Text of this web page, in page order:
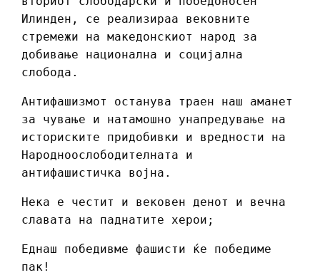
Илинден, се реализираа вековните
стремежи на македонскиот народ за
добивање национална и социјална
слобода.
Антифашизмот останува траен наш аманет
за чување и натамошно унапредување на
историските придобивки и вредности на
Народноослободителната и
антифашистичка војна.
Нека е честит и вековен денот и вечна
славата на паднатите херои;
Еднаш победивме фашисти ќе победиме
пак!